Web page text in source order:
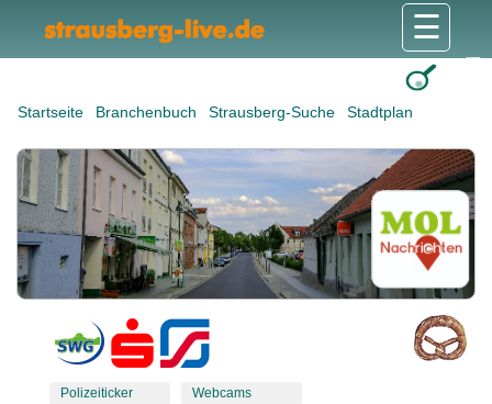
Startseite Branchenbuch Strausberg-Suche Stadtplan
☰
Polizeiticker
Webcams